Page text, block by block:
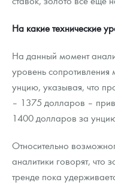
На какие технические
На данный момент
уровень
унцию, указывая, что
– 1375 долларов –
1400 долларов за
Относительно
аналитики говорят, что
тренде пока